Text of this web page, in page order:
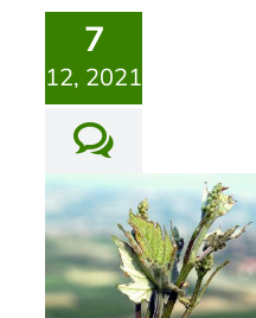
7
12, 2021